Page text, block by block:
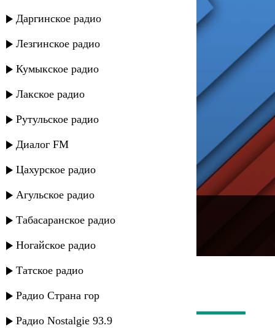
Даргинское радио
Лезгинское радио
Кумыкское радио
Лакское радио
Рутульское радио
Диалог FM
Цахурское радио
Агульское радио
Табасаранское радио
Ногайское радио
Татское радио
Радио Страна гор
Радио Nostalgie 93.9
---
Русское радио